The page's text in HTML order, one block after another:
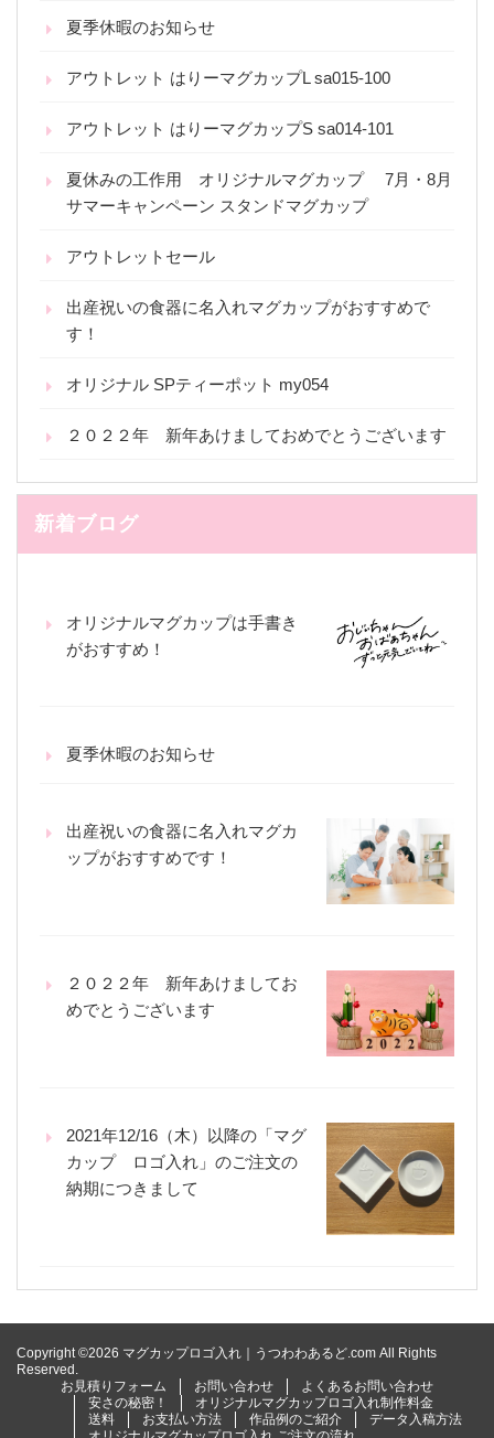
夏季休暇のお知らせ
アウトレット はりーマグカップL sa015-100
アウトレット はりーマグカップS sa014-101
夏休みの工作用 オリジナルマグカップ 7月・8月
サマーキャンペーン スタンドマグカップ
アウトレットセール
出産祝いの食器に名入れマグカップがおすすめで
す！
オリジナル SPティーポット my054
２０２２年 新年あけましておめでとうございます
新着ブログ
オリジナルマグカップは手書き
がおすすめ！
夏季休暇のお知らせ
出産祝いの食器に名入れマグカ
ップがおすすめです！
２０２２年 新年あけましてお
めでとうございます
2021年12/16（木）以降の「マグ
カップ ロゴ入れ」のご注文の
納期につきまして
Copyright ©2026 マグカップロゴ入れ｜うつわわあるど.com All Rights
Reserved.
お見積りフォーム
お問い合わせ
よくあるお問い合わせ
安さの秘密！
オリジナルマグカップロゴ入れ制作料金
送料
お支払い方法 作品例のご紹介
データ入稿方法